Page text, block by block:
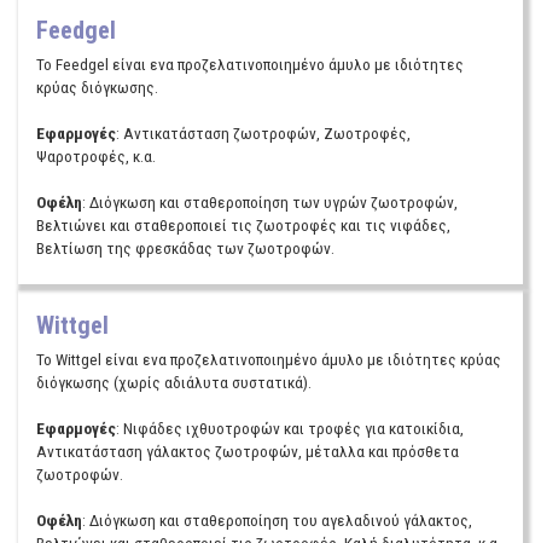
Feedgel
Το Feedgel είναι ενα προζελατινοποιημένο άμυλο με ιδιότητες
κρύας διόγκωσης.
Εφαρμογές: Αντικατάσταση ζωοτροφών, Ζωοτροφές,
Ψαροτροφές, κ.α.
Οφέλη: Διόγκωση και σταθεροποίηση των υγρών ζωοτροφών,
Βελτιώνει και σταθεροποιεί τις ζωοτροφές και τις νιφάδες,
Βελτίωση της φρεσκάδας των ζωοτροφών.
Wittgel
Το Wittgel είναι ενα προζελατινοποιημένο άμυλο με ιδιότητες κρύας
διόγκωσης (χωρίς αδιάλυτα συστατικά).
Εφαρμογές: Νιφάδες ιχθυοτροφών και τροφές για κατοικίδια,
Αντικατάσταση γάλακτος ζωοτροφών, μέταλλα και πρόσθετα
ζωοτροφών.
Οφέλη: Διόγκωση και σταθεροποίηση του αγελαδινού γάλακτος,